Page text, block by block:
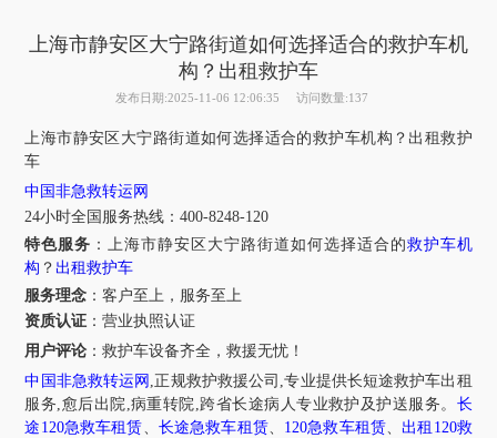
上海市静安区大宁路街道如何选择适合的救护车机
构？出租救护车
发布日期:2025-11-06 12:06:35 访问数量:137
上海市静安区大宁路街道如何选择适合的救护车机构？出租救护
车
中国非急救转运网
24小时全国服务热线 ：400-8248-120
特色服务 ：上海市静安区大宁路街道如何选择适合的救护车机
构 ？出租救护车
服务理念 ：客户至上，服务至上
资质认证 ：营业执照认证
用户评论 ：救护车设备齐全，救援无忧！
中国非急救转运网 ,正规救护救援公司,专业提供长短途救护车出租
服务,愈后出院,病重转院,跨省长途病人专业救护及护送服务。 长
途 120急救车租赁、 长途急救车租赁、 120急救车租赁、出租 120救